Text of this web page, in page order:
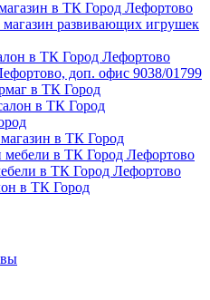
в ТК Город Лефортово
развивающих игрушек
в ТК Город Лефортово
доп. офис 9038/01799
в ТК Город
в ТК Город
в ТК Город
мебели в ТК Город Лефортово
в ТК Город Лефортово
в ТК Город